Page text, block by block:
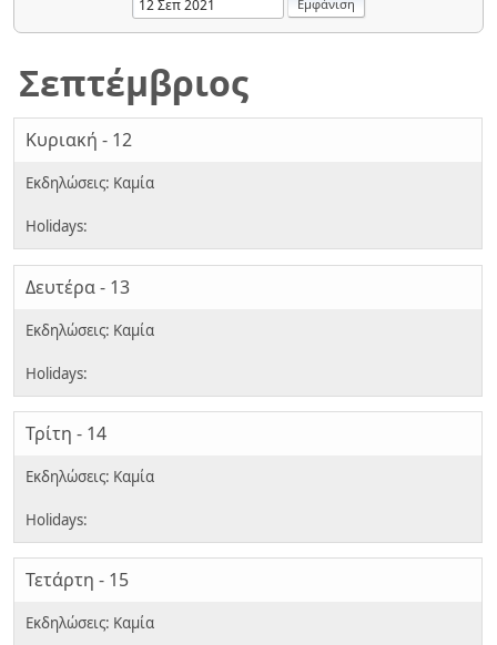
Σεπτέμβριος
Κυριακή - 12
Δευτέρα - 13
Τρίτη - 14
Τετάρτη - 15